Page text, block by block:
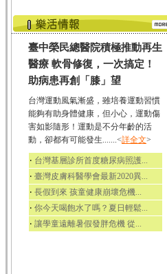
臺中榮民總醫院積極推動再生
醫療 軟骨修復，一次搞定！
助病患再創「膝」望
台灣運動風氣漸盛，雖培養運動習慣
能夠有助身體健康，但小心，運動傷
害如影隨形！運動是不分年齡的活
動，卻都有可能發生.......<詳全文>
‧ 台灣基層診所首度糖尿病照護...
‧ 臺灣皮膚科醫學會最新2020異...
‧ 長假到來 孩童健康崩壞危機...
‧ 你今天喝飽水了嗎？夏日輕鬆...
‧ 讓學童遠離暑假發胖危機 從...